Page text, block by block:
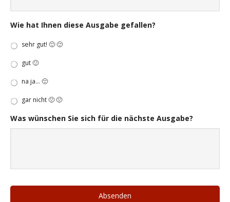
Wie hat Ihnen diese Ausgabe gefallen?
sehr gut! 🙂 🙂
gut 🙂
na ja... 🙁
gar nicht 🙁 🙁
Was wünschen Sie sich für die nächste Ausgabe?